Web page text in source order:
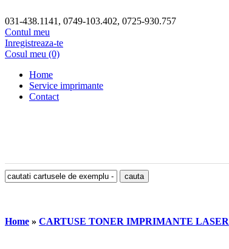
031-438.1141, 0749-103.402, 0725-930.757
Contul meu
Inregistreaza-te
Cosul meu (0)
Home
Service imprimante
Contact
Home » CARTUSE TONER IMPRIMANTE LASER